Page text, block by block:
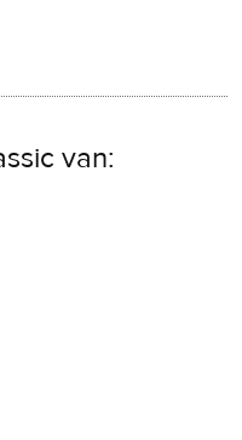
van: